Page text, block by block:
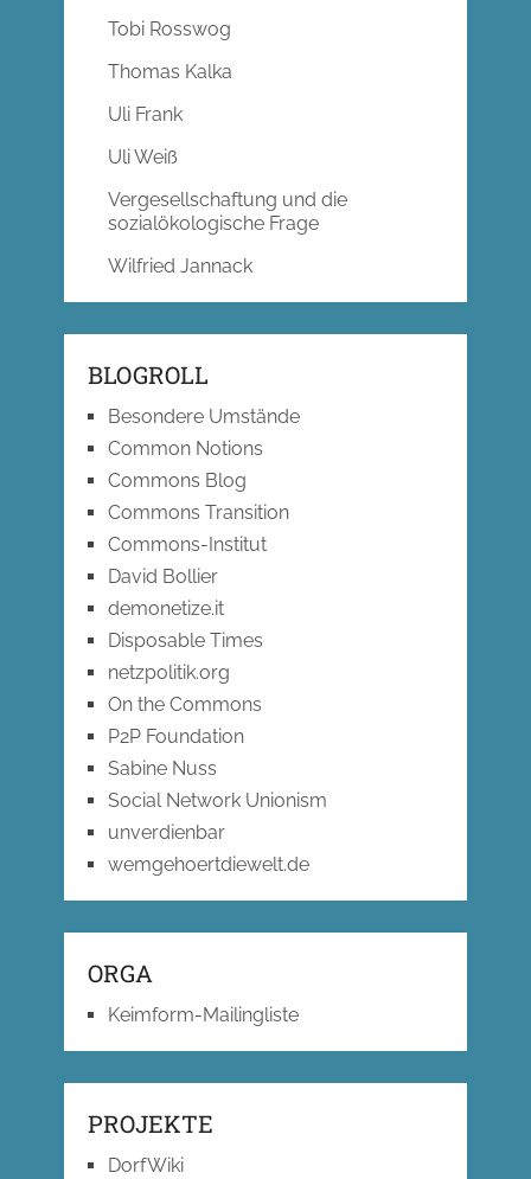
Tobi Rosswog
Thomas Kalka
Uli Frank
Uli Weiß
Vergesellschaftung und die
sozialökologische Frage
Wilfried Jannack
BLOGROLL
Besondere Umstände
Common Notions
Commons Blog
Commons Transition
Commons-Institut
David Bollier
demonetize.it
Disposable Times
netzpolitik.org
On the Commons
P2P Foundation
Sabine Nuss
Social Network Unionism
unverdienbar
wemgehoertdiewelt.de
ORGA
Keimform-Mailingliste
PROJEKTE
DorfWiki